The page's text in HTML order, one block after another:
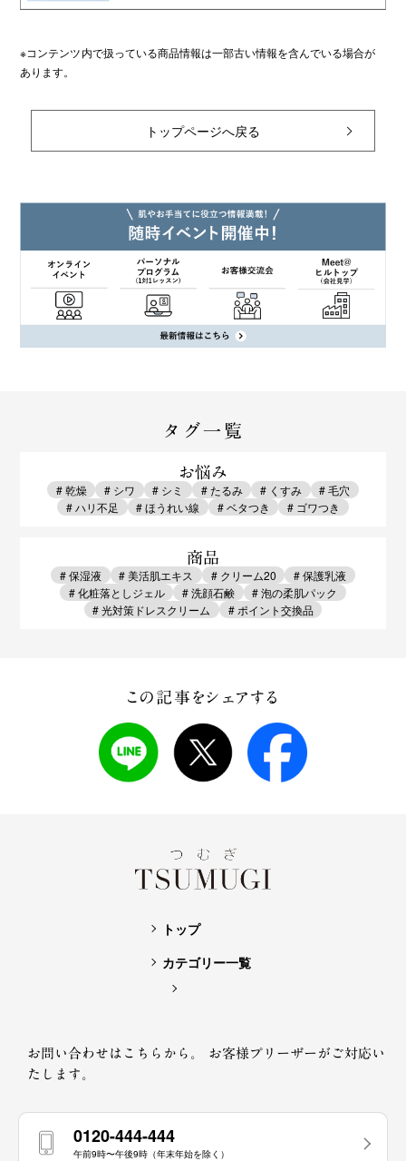
※コンテンツ内で扱っている商品情報は一部古い情報を含んでいる場合が
あります。
トップページへ戻る
タグ一覧
お悩み
# 乾燥 # シワ # シミ # たるみ # くすみ
# 毛穴
# ハリ不足
# ほうれい線 # ベタつき # ゴワつき
商品
# 保湿液 # 美活肌エキス # クリーム20
# 保護乳液
# 化粧落としジェル
# 洗顔石鹸
# 泡の柔肌パック
# 光対策ドレスクリーム
# ポイント交換品
この記事をシェアする
トップ
カテゴリー一覧
お問い合わせはこちらから。
お客様プリーザーがご対応い
たします。
0120-444-444
午前9時〜午後9時（年末年始を除く）